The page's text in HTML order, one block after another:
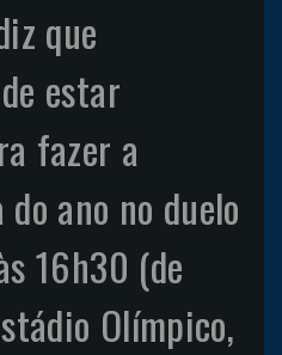
que
estar
fazer a
ano no duelo
16h30 (de
Olímpico,